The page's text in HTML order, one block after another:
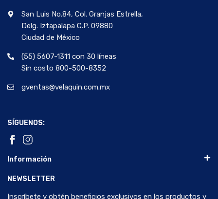
San Luis No.84, Col. Granjas Estrella,
Delg. Iztapalapa C.P. 09880
Ciudad de México
(55) 5607-1311 con 30 líneas
Sin costo 800-500-8352
gventas@velaquin.com.mx
SÍGUENOS:
Información
NEWSLETTER
Inscríbete y obtén beneficios exclusivos en los productos y